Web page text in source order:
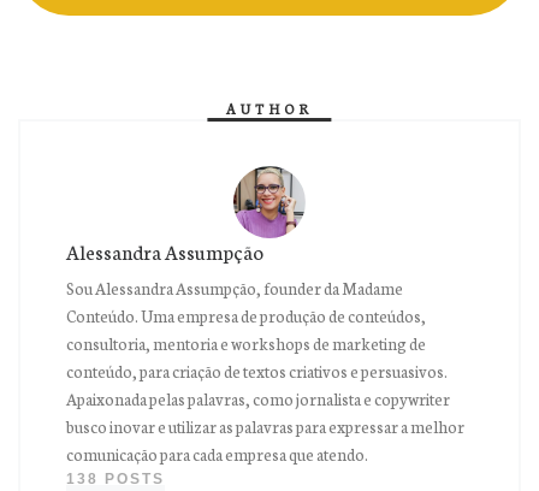
AUTHOR
Alessandra Assumpção
Sou Alessandra Assumpção, founder da Madame
Conteúdo. Uma empresa de produção de conteúdos,
consultoria, mentoria e workshops de marketing de
conteúdo, para criação de textos criativos e persuasivos.
Apaixonada pelas palavras, como jornalista e copywriter
busco inovar e utilizar as palavras para expressar a melhor
comunicação para cada empresa que atendo.
138 POSTS